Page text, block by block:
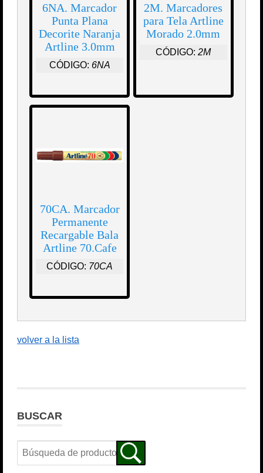
6NA. Marcador
Punta Plana
Decorite Naranja
Artline 3.0mm
CÓDIGO: 6NA
2M. Marcadores
para Tela Artline
Morado 2.0mm
CÓDIGO: 2M
70CA. Marcador
Permanente
Recargable Bala
Artline 70.Cafe
CÓDIGO: 70CA
volver a la lista
BUSCAR